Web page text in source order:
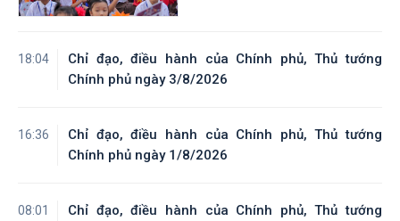
18:04
Chỉ đạo, điều hành của Chính phủ, Thủ tướng
Chính phủ ngày 3/8/2026
16:36
Chỉ đạo, điều hành của Chính phủ, Thủ tướng
Chính phủ ngày 1/8/2026
08:01
Chỉ đạo, điều hành của Chính phủ, Thủ tướng